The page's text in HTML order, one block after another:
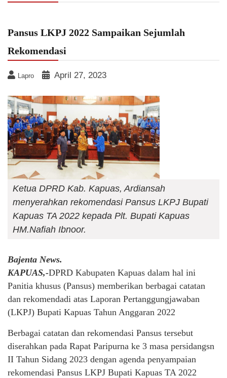
Pansus LKPJ 2022 Sampaikan Sejumlah
Rekomendasi
Lapro April 27, 2023
Ketua DPRD Kab. Kapuas, Ardiansah
menyerahkan rekomendasi Pansus LKPJ Bupati
Kapuas TA 2022 kepada Plt. Bupati Kapuas
HM.Nafiah Ibnoor.
Bajenta News.
KAPUAS,-DPRD Kabupaten Kapuas dalam hal ini
Panitia khusus (Pansus) memberikan berbagai catatan
dan rekomendadi atas Laporan Pertanggungjawaban
(LKPJ) Bupati Kapuas Tahun Anggaran 2022
Berbagai catatan dan rekomendasi Pansus tersebut
diserahkan pada Rapat Paripurna ke 3 masa persidangsn
II Tahun Sidang 2023 dengan agenda penyampaian
rekomendasi Pansus LKPJ Bupati Kapuas TA 2022